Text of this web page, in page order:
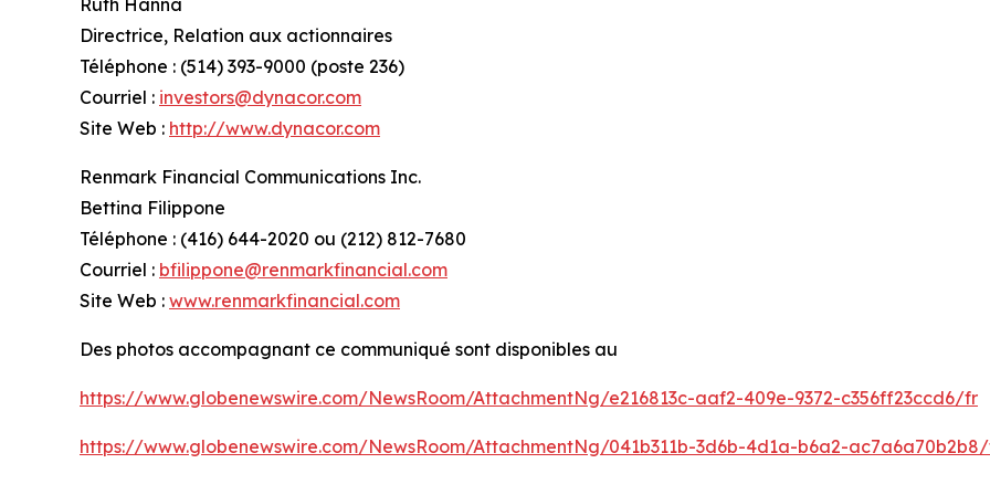
Ruth Hanna
Directrice, Relation aux actionnaires
Téléphone : (514) 393-9000 (poste 236)
Courriel : investors@dynacor.com
Site Web : http://www.dynacor.com
Renmark Financial Communications Inc.
Bettina Filippone
Téléphone : (416) 644-2020 ou (212) 812-7680
Courriel : bfilippone@renmarkfinancial.com
Site Web : www.renmarkfinancial.com
Des photos accompagnant ce communiqué sont disponibles au
https://www.globenewswire.com/NewsRoom/AttachmentNg/e216813c-aaf2-409e-9372-c356ff23ccd6/fr
https://www.globenewswire.com/NewsRoom/AttachmentNg/041b311b-3d6b-4d1a-b6a2-